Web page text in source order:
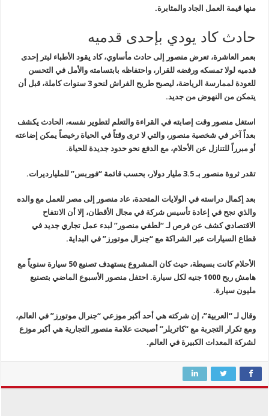
منها قيمة العمل الجاد والمثابرة.
حادث كاد يودي بإحدى قدميه
بعمر العاشرة، تعرض منصور إلى حادث مأساوي، كاد يقود الأطباء لبتر إحدى
قدميه لولا تمسكه ورفضه للقرار، واحتفاظه بابتسامته والأمل في التحسن
للعودة لممارسة الرياضة، ليصبح طريح الفراش لنحو 3 سنوات كاملة، قبل أن
يتمكن من النهوض من جديد.
استغل منصور وقت إصابته في القراءة والتعلم لتطوير نفسه، الحادث يكشف
بعداً آخر في شخصية منصور، والتي لا ترى وقتاً في الحياة رخيصاً يمكن إضاعته
أو مبرراً للتنازل عن الأحلام، مع الدفع نحو حدود جديدة للحياة.
تقدر ثروة منصور بـ 3.5 مليار دولار، بحسب قائمة “فوربس” للمليارديرات.
بعد إكمال دراسته في الولايات المتحدة، عاد منصور إلى مصر للعمل مع والده
والذي نجح في إعادة تأسيس شركة في مجال الأقطان، إلا أن الانتفاح
الاقتصادي كشف عن فرص لـ “لطفي منصور” لبدء عمل تجاري جديد في
قطاع السيارات عبر الشراكة مع “جنرال موتورز” في البداية.
الأحلام كانت بسيطة، حيث كان المشروع يستهدف تصنيع 50 سيارة سنوياً مع
هامش ربح 1000 جنيه لكل سيارة. احتفل منصور الأسبوع الماضي بتصنيع
مليون سيارة.
وقال لـ “العربية”، إن شركته هي أحد أكبر موزعي “جنرال موتورز” في العالم،
ومع تكرار التجربة مع “كاتربلر” أصبحت علامة منصور التجارية هي أكبر موزع
لشركة المعدات الكبيرة في العالم.